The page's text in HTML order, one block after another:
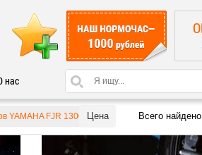
нас
YAMAHA FJR 1300 Всего
Цена